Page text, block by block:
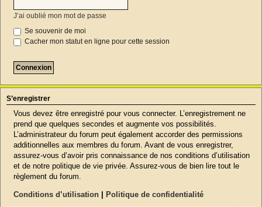
J’ai oublié mon mot de passe
Se souvenir de moi
Cacher mon statut en ligne pour cette session
S’enregistrer
Vous devez être enregistré pour vous connecter. L’enregistrement ne
prend que quelques secondes et augmente vos possibilités.
L’administrateur du forum peut également accorder des permissions
additionnelles aux membres du forum. Avant de vous enregistrer,
assurez-vous d’avoir pris connaissance de nos conditions d’utilisation
et de notre politique de vie privée. Assurez-vous de bien lire tout le
règlement du forum.
Conditions d’utilisation Politique de confidentialité